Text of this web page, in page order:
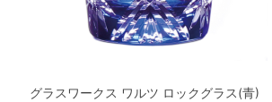
グラスワークス ワルツ ロックグラス(青)